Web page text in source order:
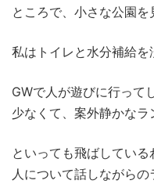
ところで、小さな公園を
私はトイレと水分補給を
GWで人が遊びに行って
少なくて、案外静かなラ
といっても飛ばしてい
人について話しながらの